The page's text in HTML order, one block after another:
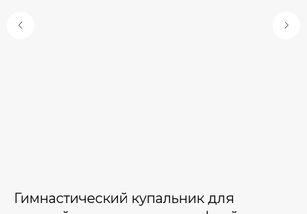
Гимнастический купальник для